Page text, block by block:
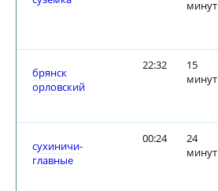
минут
брянск
орловский
22:32
15
минут
сухиничи-
главные
00:24
24
минут